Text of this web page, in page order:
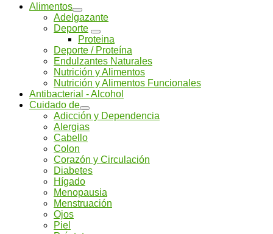
Alimentos
Adelgazante
Deporte
Proteina
Deporte / Proteína
Endulzantes Naturales
Nutrición y Alimentos
Nutrición y Alimentos Funcionales
Antibacterial - Alcohol
Cuidado de
Adicción y Dependencia
Alergias
Cabello
Colon
Corazón y Circulación
Diabetes
Hígado
Menopausia
Menstruación
Ojos
Piel